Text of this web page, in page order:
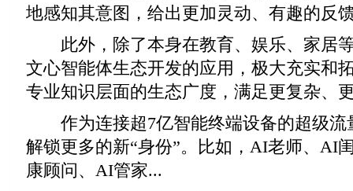
地感知其意图，给出更加灵动、有趣的反
此外，除了本身在教育、娱乐、家居
文心智能体生态开发的应用，极大充实和
专业知识层面的生态广度，满足更复杂、
作为连接超7亿智能终端设备的超级流
解锁更多的新“身份”。比如，AI老师、AI
康顾问、AI管家...